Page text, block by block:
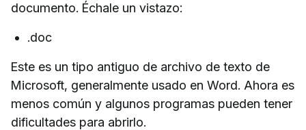
documento. Échale un vistazo:
.doc
Este es un tipo antiguo de archivo de texto de
Microsoft, generalmente usado en Word. Ahora es
menos común y algunos programas pueden tener
dificultades para abrirlo.